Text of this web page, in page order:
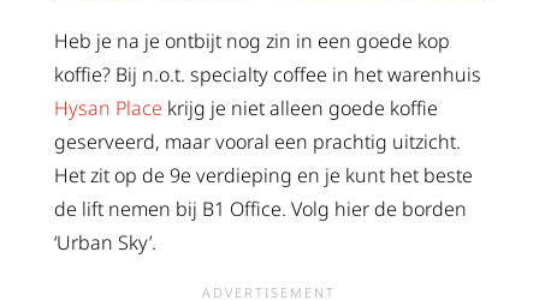
Heb je na je ontbijt nog zin in een goede kop
koffie? Bij n.o.t. specialty coffee in het warenhuis
Hysan Place krijg je niet alleen goede koffie
geserveerd, maar vooral een prachtig uitzicht.
Het zit op de 9e verdieping en je kunt het beste
de lift nemen bij B1 Office. Volg hier de borden
‘Urban Sky’.